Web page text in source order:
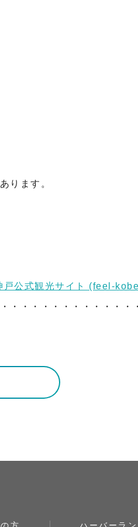
ます。
公式観光サイト (feel-
・・・・・・・・・・・・